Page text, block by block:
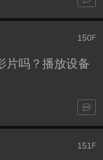
150F
片吗？播放设备
151 F